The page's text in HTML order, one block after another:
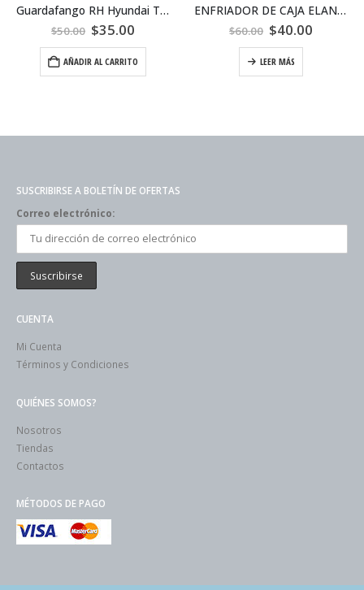
Guardafango RH Hyundai Tucson 15-17
$50.00 $35.00
AÑADIR AL CARRITO
ENFRIADOR DE CAJA ELANTRA 17-21
$60.00 $40.00
LEER MÁS
SUSCRIBIRSE A BOLETÍN DE OFERTAS
Correo electrónico:
CUENTA
Mi Cuenta
Términos y Condiciones
QUIÉNES SOMOS?
Nosotros
Tiendas
Contactos
MÉTODOS DE PAGO